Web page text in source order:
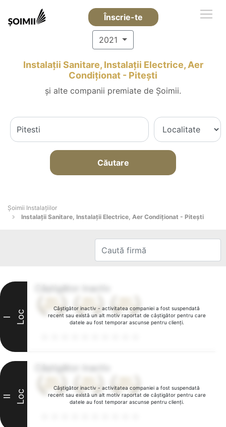
Înscrie-te
2021
Instalații Sanitare, Instalații Electrice, Aer
Condiționat - Piteşti
și alte companii premiate de Șoimii.
Căutare
Şoimii Instalaţiilor
Instalații Sanitare, Instalații Electrice, Aer Condiționat - Piteşti
Câștigător inactiv - activitatea companiei a fost suspendată
recent sau există un alt motiv raportat de câștigător pentru care
datele au fost temporar ascunse pentru clienți.
I Loc
Câștigător inactiv - activitatea companiei a fost suspendată
recent sau există un alt motiv raportat de câștigător pentru care
datele au fost temporar ascunse pentru clienți.
II Loc